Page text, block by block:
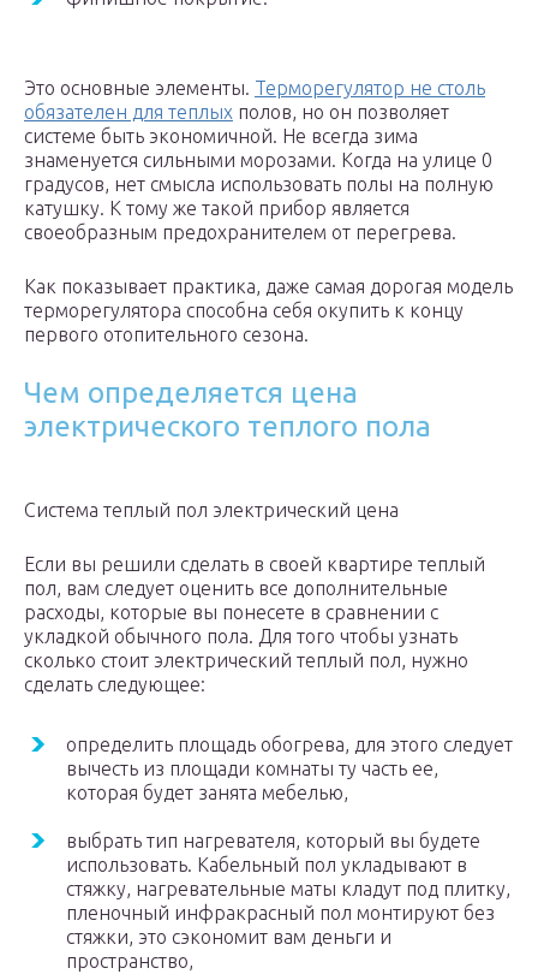
Это основные элементы. Терморегулятор не столь
обязателен для теплых полов, но он позволяет
системе быть экономичной. Не всегда зима
знаменуется сильными морозами. Когда на улице 0
градусов, нет смысла использовать полы на полную
катушку. К тому же такой прибор является
своеобразным предохранителем от перегрева.
Как показывает практика, даже самая дорогая модель
терморегулятора способна себя окупить к концу
первого отопительного сезона.
Чем определяется цена
электрического теплого пола
Система теплый пол электрический цена
Если вы решили сделать в своей квартире теплый
пол, вам следует оценить все дополнительные
расходы, которые вы понесете в сравнении с
укладкой обычного пола. Для того чтобы узнать
сколько стоит электрический теплый пол, нужно
сделать следующее:
определить площадь обогрева, для этого следует
вычесть из площади комнаты ту часть ее,
которая будет занята мебелью,
выбрать тип нагревателя, который вы будете
использовать. Кабельный пол укладывают в
стяжку, нагревательные маты кладут под плитку,
пленочный инфракрасный пол монтируют без
стяжки, это сэкономит вам деньги и
пространство,